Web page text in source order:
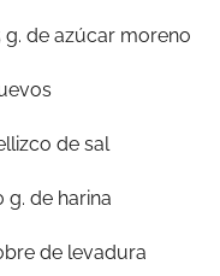
g. de azúcar moreno
de sal
g. de harina
de levadura